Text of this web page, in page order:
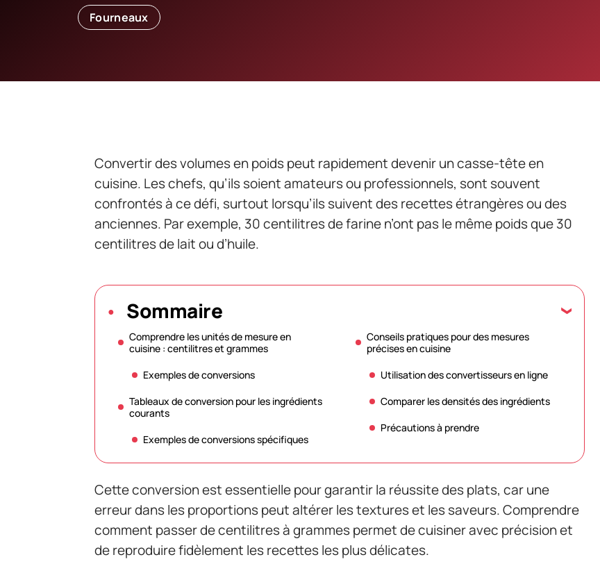
Fourneaux
Convertir des volumes en poids peut rapidement devenir un casse-tête en
cuisine. Les chefs, qu’ils soient amateurs ou professionnels, sont souvent
confrontés à ce défi, surtout lorsqu’ils suivent des recettes étrangères ou des
anciennes. Par exemple, 30 centilitres de farine n’ont pas le même poids que 30
centilitres de lait ou d’huile.
Sommaire
Comprendre les unités de mesure en
cuisine : centilitres et grammes
Exemples de conversions
Tableaux de conversion pour les ingrédients
courants
Exemples de conversions spécifiques
Conseils pratiques pour des mesures
précises en cuisine
Utilisation des convertisseurs en ligne
Comparer les densités des ingrédients
Précautions à prendre
Cette conversion est essentielle pour garantir la réussite des plats, car une
erreur dans les proportions peut altérer les textures et les saveurs. Comprendre
comment passer de centilitres à grammes permet de cuisiner avec précision et
de reproduire fidèlement les recettes les plus délicates.